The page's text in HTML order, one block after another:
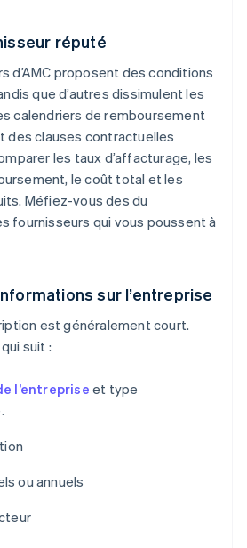
réputé
d’AMC proposent des conditions
que d’autres dissimulent les
calendriers de remboursement
des clauses contractuelles
les taux d’affacturage, les
le coût total et les
Méfiez-vous des du
fournisseurs qui vous poussent à
sur l’entreprise
est généralement court.
suit :
l’entreprise et type
ou annuels